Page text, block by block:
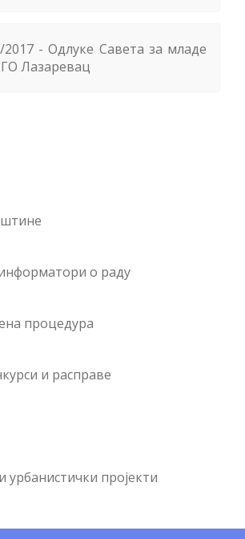
2017 - Одлуке Савета за младе
Лазаревац
о раду
процедура
и расправе
урбанистички пројекти